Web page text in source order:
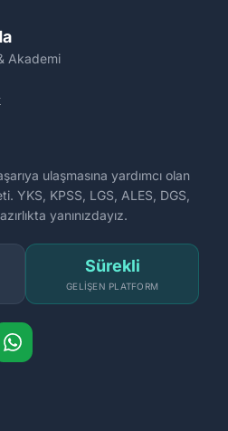
Akademi
ulaşmasına yardımcı olan
YKS, KPSS, LGS, ALES, DGS,
yanınızdayız.
Sürekli
GELIŞEN PLATFORM